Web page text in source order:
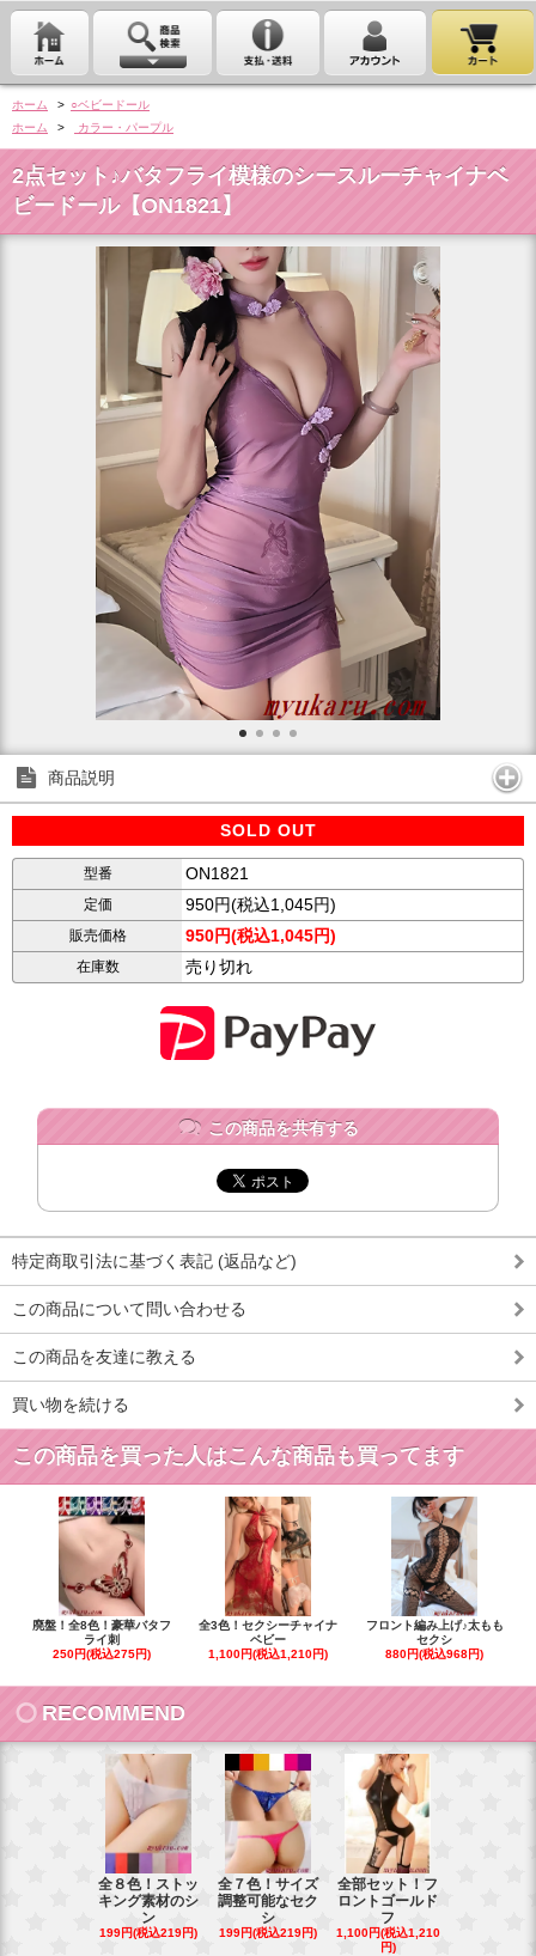
ホーム > ○ベビードール
ホーム
> カラー・パープル
2点セット♪バタフライ模様のシースルーチャイナベ
ビードール【ON1821】
商品説明
SOLD OUT
型番 ON1821
定価 950円(税込1,045円)
販売価格 950円(税込1,045円)
在庫数 売り切れ
この商品を共有する
特定商取引法に基づく表記 (返品など)
この商品について問い合わせる
この商品を友達に教える
買い物を続ける
この商品を買った人はこんな商品も買ってます
廃盤！全8色！豪華バタフ
ライ刺
250円(税込275円)
全3色！セクシーチャイナ
ベビー
1,100円(税込1,210円)
フロント編み上げ♪太もも
セクシ
880円(税込968円)
RECOMMEND
全８色！ストッ
キング素材のシ
ン
199円(税込219円)
全７色！サイズ
調整可能なセク
シ
199円(税込219円)
全部セット！フ
ロントゴールド
フ
1,100円(税込1,210
円)